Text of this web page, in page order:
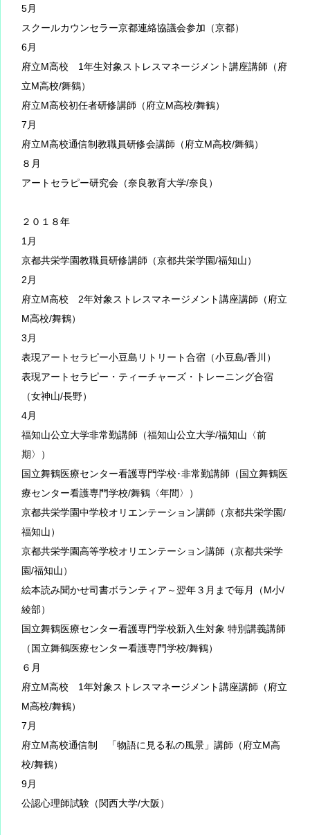
5月
スクールカウンセラー京都連絡協議会参加（京都）
6月
府立M高校 1年生対象ストレスマネージメント講座講師（府
立M高校/舞鶴）
府立M高校初任者研修講師（府立M高校/舞鶴）
7月
府立M高校通信制教職員研修会講師（府立M高校/舞鶴）
８月
アートセラピー研究会（奈良教育大学/奈良）
２０１８年
1月
京都共栄学園教職員研修講師（京都共栄学園/福知山）
2月
府立M高校 2年対象ストレスマネージメント講座講師（府立
M高校/舞鶴）
3月
表現アートセラピー小豆島リトリート合宿（小豆島/香川）
表現アートセラピー・ティーチャーズ・トレーニング合宿
（女神山/長野）
4月
福知山公立大学非常勤講師（福知山公立大学/福知山〈前
期〉）
国立舞鶴医療センター看護専門学校･非常勤講師（国立舞鶴医
療センター看護専門学校/舞鶴〈年間〉）
京都共栄学園中学校オリエンテーション講師（京都共栄学園/
福知山）
京都共栄学園高等学校オリエンテーション講師（京都共栄学
園/福知山）
絵本読み聞かせ司書ボランティア～翌年３月まで毎月（M小/
綾部）
国立舞鶴医療センター看護専門学校新入生対象 特別講義講師
（国立舞鶴医療センター看護専門学校/舞鶴）
６月
府立M高校 1年対象ストレスマネージメント講座講師（府立
M高校/舞鶴）
7月
府立M高校通信制 「物語に見る私の風景」講師（府立M高
校/舞鶴）
9月
公認心理師試験（関西大学/大阪）